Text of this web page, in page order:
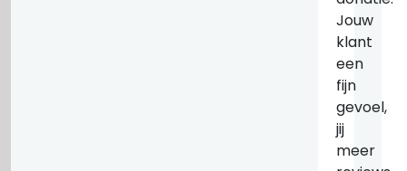
Jouw
klant
een
fijn
gevoel,
jij
meer